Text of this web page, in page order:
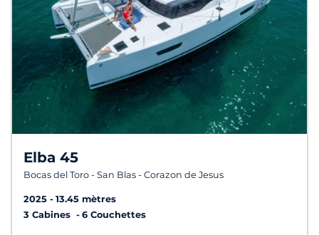
Elba 45
Bocas del Toro - San Blas - Corazon de Jesus
2025
13.45 mètres
3 Cabines
6 Couchettes